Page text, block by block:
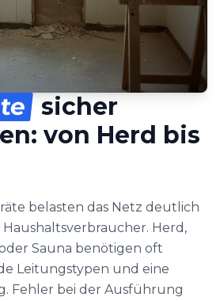
sicher
von Herd bis
belasten das Netz deutlich
Herd,
Sauna benötigen oft
Leitungstypen und eine
Fehler bei der Ausführung